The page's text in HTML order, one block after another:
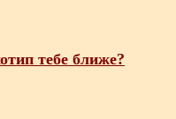
тебе ближе?